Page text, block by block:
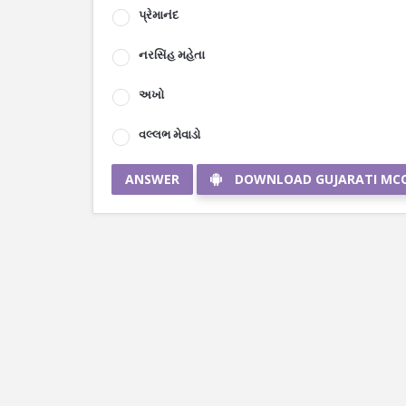
પ્રેમાનંદ
નરસિંહ મહેતા
અખો
વલ્લભ મેવાડો
ANSWER DOWNLOAD GUJARATI